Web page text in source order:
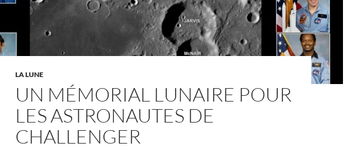
LA LUNE
UN MÉMORIAL LUNAIRE POUR
LES ASTRONAUTES DE
CHALLENGER